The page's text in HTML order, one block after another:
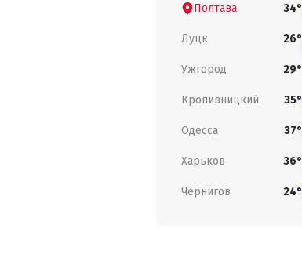
Полтава 34°
Луцк 26°
Ужгород 29°
Кропивницкий 35°
Одесса 37°
Харьков 36°
Чернигов 24°